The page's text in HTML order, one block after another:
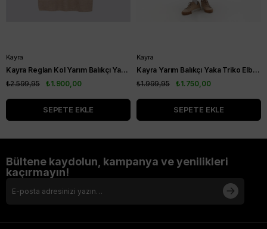
Kayra
Kayra Reglan Kol Yarım Balıkçı Yaka Triko Elbise Bej KA-A23-TRK08
₺1.900,00
₺2.599,95
SEPETE EKLE
Kayra
Kayra Yarım Balıkçı Yaka Triko Elbise Koyu Kahve KA-SZ-TRK04-22
₺1.750,00
₺1.999,95
SEPETE EKLE
Bültene kaydolun, kampanya ve yenilikleri
kaçırmayın!